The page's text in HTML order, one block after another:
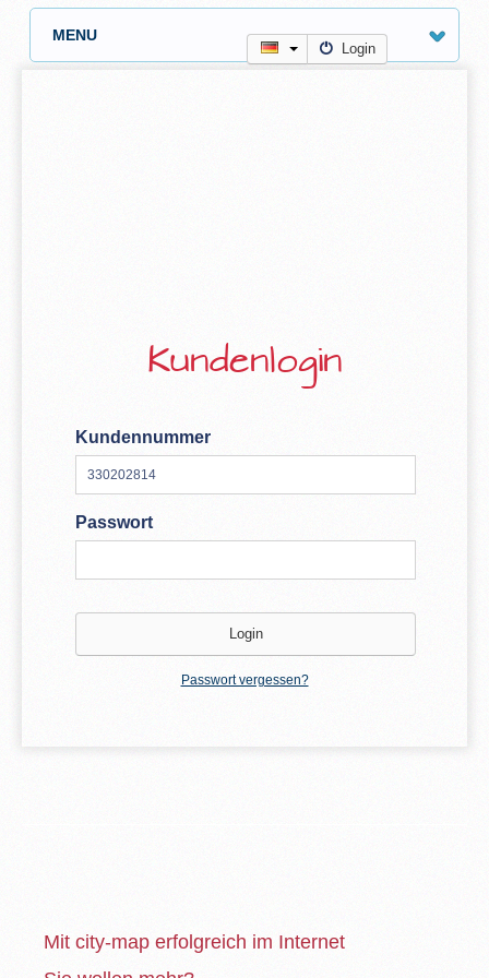
MENU
Login
Kundenlogin
Kundennummer
Passwort
Passwort vergessen?
Mit city-map erfolgreich im Internet